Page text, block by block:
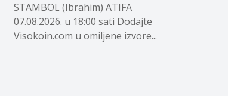
STAMBOL (Ibrahim) ATIFA
07.08.2026. u 18:00 sati Dodajte
Visokoin.com u omiljene izvore...